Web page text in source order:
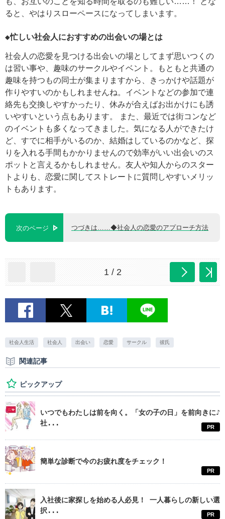
ると、やはりスローペースになってしまいます。
◆忙しい社会人におすすめの出会いの場とは
社会人の恋愛を見つける出会いの場としてまず思いつくの
は習い事や、趣味のサークルやイベント。もともと共通の
趣味を持つもの同士が集まりますから、きっかけや話題が
作りやすいのかもしれませんね。イベントなどの参加で連
絡先も交換しやすかったり、休みが合えばお出かけにも誘
いやすいという点もあります。 また、最近では街コンなど
のイベントも多くなってきました。気になる人ができたけ
ど、すでに相手がいるのか、結婚はしているのかなど、探
りを入れる手間もかかりませんので効率がいい出会いのス
ポットと言えるかもしれません。友人や知人からのスター
トよりも、恋愛に関してストレートに質問しやすいメリッ
トもあります。
次のページ つづきは……◆社会人の恋愛のアプローチ方法
1 / 2
社会人生活 社会人 出会い 恋愛 サークル 彼氏
関連記事
ピックアップ
いつでもわたしは前を向く。「女の子の日」を前向きに♪
社...
PR
簡単な診断で今のお疲れ度をチェック！
PR
入社後に家探しを始める人必見！ 一人暮らしの新しい選
択...
PR